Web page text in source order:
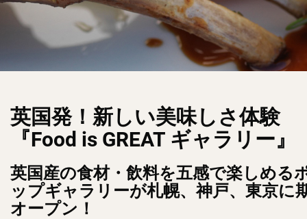
英国発！新しい美味しさ体験
『Food is GREAT ギャラリー』
英国産の食材・飲料を五感で楽しめる
ップギャラリーが札幌、神戸、東京に
オープン！